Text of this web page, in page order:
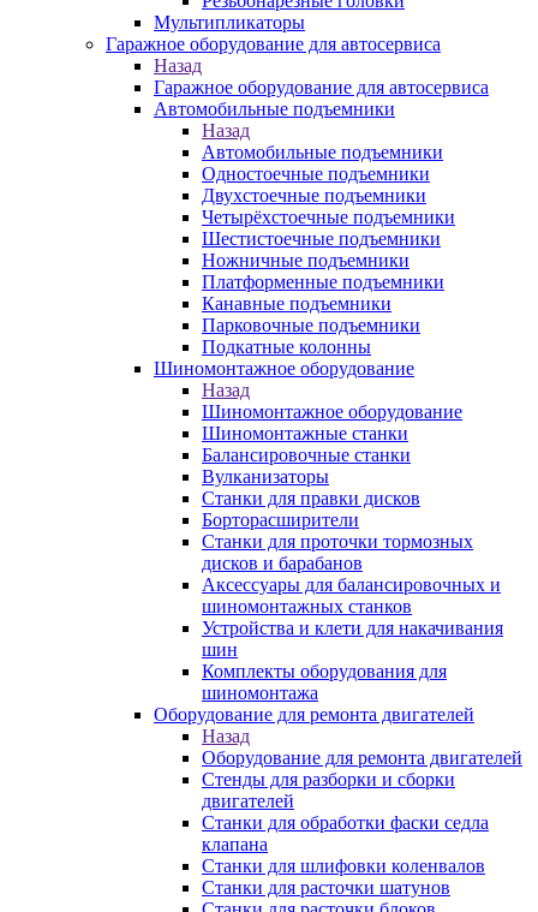
Мультипликаторы
Гаражное оборудование для автосервиса
Назад
Гаражное оборудование для автосервиса
Автомобильные подъемники
Назад
Автомобильные подъемники
Одностоечные подъемники
Двухстоечные подъемники
Четырёхстоечные подъемники
Шестистоечные подъемники
Ножничные подъемники
Платформенные подъемники
Канавные подъемники
Парковочные подъемники
Подкатные колонны
Шиномонтажное оборудование
Назад
Шиномонтажное оборудование
Шиномонтажные станки
Балансировочные станки
Вулканизаторы
Станки для правки дисков
Борторасширители
Станки для проточки тормозных
дисков и барабанов
Аксессуары для балансировочных и
шиномонтажных станков
Устройства и клети для накачивания
шин
Комплекты оборудования для
шиномонтажа
Оборудование для ремонта двигателей
Назад
Оборудование для ремонта двигателей
Стенды для разборки и сборки
двигателей
Станки для обработки фаски седла
клапана
Станки для шлифовки коленвалов
Станки для расточки шатунов